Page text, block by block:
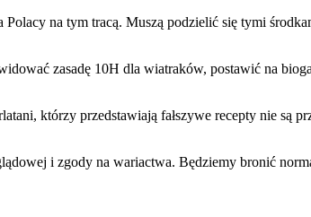
Polacy na tym tracą. Muszą podzielić się tymi
zasadę 10H dla wiatraków, postawić na
którzy przedstawiają fałszywe recepty nie są
i zgody na wariactwa. Będziemy bronić